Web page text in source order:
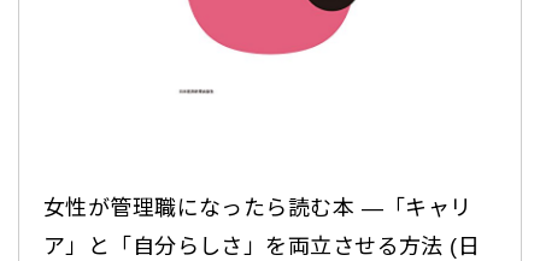
女性が管理職になったら読む本 ―「キャリ
ア」と「自分らしさ」を両立させる方法 (日